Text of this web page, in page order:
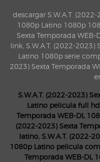
descargar S.W.A.T.
1080p Latino 1080p
Sexta Temporada
link, S.W.A.T. (2022-2023)
Latino 1080p serie
2023) Sexta Temporada
S.W.A.T. (2022-2023)
Latino pelicula full
Temporada WEB-DL
(2022-2023) Sexta
latino, S.W.A.T. (2022-
1080p Latino pelicula
Temporada WEB-DL